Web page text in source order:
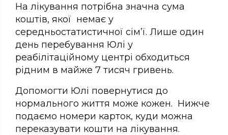
На лікування потрібна значна сума
коштів, якої немає у
середньостатистичної сім’ї. Лише один
день перебування Юлі у
реабілітаційному центрі обходиться
рідним в майже 7 тисяч гривень.
Допомогти Юлі повернутися до
нормального життя може кожен. Нижче
подаємо номери карток, куди можна
переказувати кошти на лікування.